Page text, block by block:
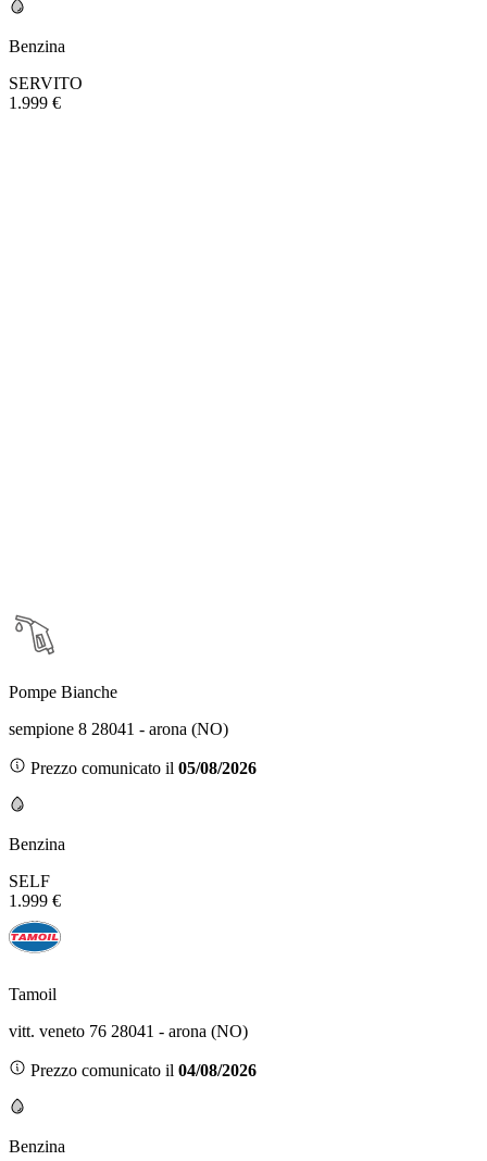
Benzina
SERVITO
1.999 €
Pompe Bianche
sempione 8 28041 - arona (NO)
Prezzo comunicato il 05/08/2026
Benzina
SELF
1.999 €
Tamoil
vitt. veneto 76 28041 - arona (NO)
Prezzo comunicato il 04/08/2026
Benzina